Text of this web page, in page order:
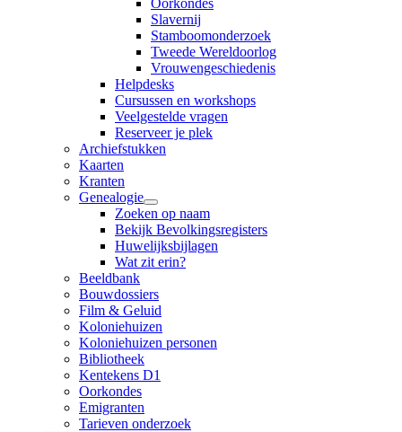
Oorkondes
Slavernij
Stamboomonderzoek
Tweede Wereldoorlog
Vrouwengeschiedenis
Helpdesks
Cursussen en workshops
Veelgestelde vragen
Reserveer je plek
Archiefstukken
Kaarten
Kranten
Genealogie
Zoeken op naam
Bekijk Bevolkingsregisters
Huwelijksbijlagen
Wat zit erin?
Beeldbank
Bouwdossiers
Film & Geluid
Koloniehuizen
Koloniehuizen personen
Bibliotheek
Kentekens D1
Oorkondes
Emigranten
Tarieven onderzoek